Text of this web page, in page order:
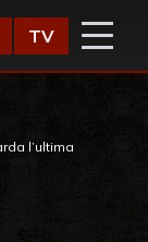
TV
l’ultima